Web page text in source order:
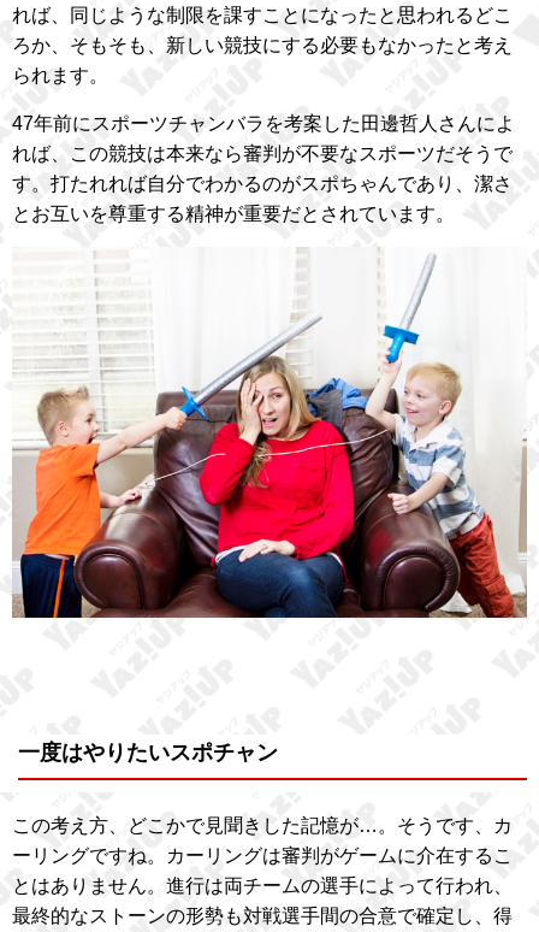
れば、同じような制限を課すことになったと思われるどこ
ろか、そもそも、新しい競技にする必要もなかったと考え
られます。
47年前にスポーツチャンバラを考案した田邊哲人さんによ
れば、この競技は本来なら審判が不要なスポーツだそうで
す。打たれれば自分でわかるのがスポちゃんであり、潔さ
とお互いを尊重する精神が重要だとされています。
一度はやりたいスポチャン
この考え方、どこかで見聞きした記憶が…。そうです、カ
ーリングですね。カーリングは審判がゲームに介在するこ
とはありません。進行は両チームの選手によって行われ、
最終的なストーンの形勢も対戦選手間の合意で確定し、得